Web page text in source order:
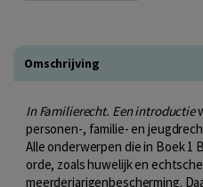
Omschrijving
In Familierecht. Een introductie
personen-, familie- en
Alle onderwerpen die in Boek 1
orde, zoals huwelijk en
meerderjarigenbescherming.